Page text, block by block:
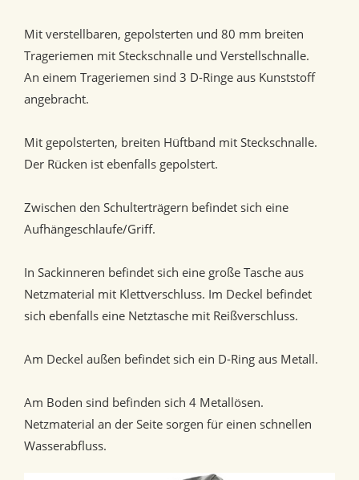
Mit verstellbaren, gepolsterten und 80 mm breiten
Trageriemen mit Steckschnalle und Verstellschnalle.
An einem Trageriemen sind 3 D-Ringe aus Kunststoff
angebracht.
Mit gepolsterten, breiten Hüftband mit Steckschnalle.
Der Rücken ist ebenfalls gepolstert.
Zwischen den Schulterträgern befindet sich eine
Aufhängeschlaufe/Griff.
In Sackinneren befindet sich eine große Tasche aus
Netzmaterial mit Klettverschluss. Im Deckel befindet
sich ebenfalls eine Netztasche mit Reißverschluss.
Am Deckel außen befindet sich ein D-Ring aus Metall.
Am Boden sind befinden sich 4 Metallösen.
Netzmaterial an der Seite sorgen für einen schnellen
Wasserabfluss.